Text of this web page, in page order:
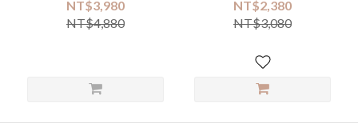
NT$3,980
NT$4,880
NT$2,380
NT$3,080